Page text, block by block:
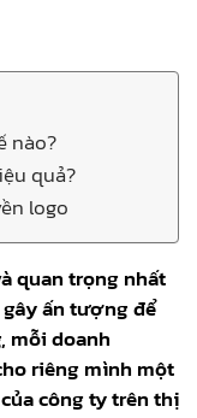
nào?
quả?
logo
quan trọng nhất
ấn tượng để
mỗi doanh
riêng mình một
công ty trên thị